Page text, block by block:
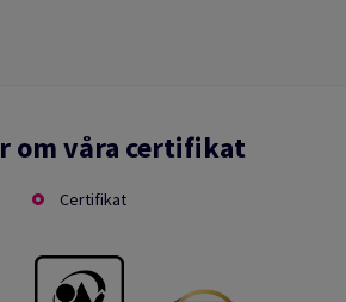
om våra certifikat
Certifikat